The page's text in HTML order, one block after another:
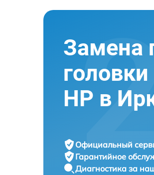
Замена
HP в
Официальный
Гарантийное
Диагностика за